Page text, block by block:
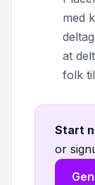
med
at
folk
Start
or